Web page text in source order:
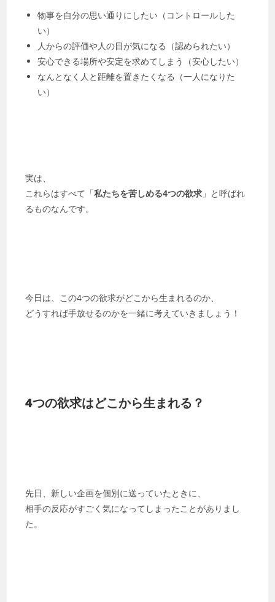
物事を自分の思い通りにしたい（コントロールした
い）
人からの評価や人の目が気になる（認められたい）
安心できる場所や安定を求めてしまう（安心したい）
なんとなく人と距離を置きたくなる（一人になりた
い）
実は、
これらはすべて「私たちを苦しめる4つの欲求 」と呼ばれ
るものなんです。
今日は、この4つの欲求がどこから生まれるのか、
どうすれば手放せるのかを一緒に考えていきましょう！
4つの欲求はどこから生まれる？
先日、新しい企画を個別に送っていたときに、
相手の反応がすごく気になってしまったことがありまし
た。